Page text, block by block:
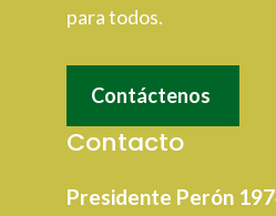
para todos.
Contáctenos
Contacto
Presidente Perón